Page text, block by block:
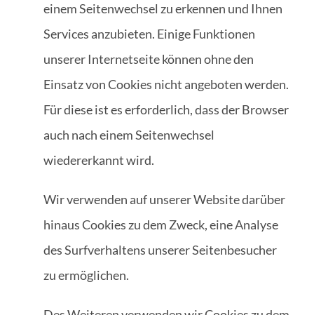
einem Seitenwechsel zu erkennen und Ihnen
Services anzubieten. Einige Funktionen
unserer Internetseite können ohne den
Einsatz von Cookies nicht angeboten werden.
Für diese ist es erforderlich, dass der Browser
auch nach einem Seitenwechsel
wiedererkannt wird.
Wir verwenden auf unserer Website darüber
hinaus Cookies zu dem Zweck, eine Analyse
des Surfverhaltens unserer Seitenbesucher
zu ermöglichen.